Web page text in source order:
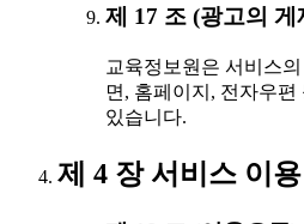
제 17 조 (광고의 게
교육정보원은 서비스
면, 홈페이지, 전자우
있습니다.
제 4 장 서비스 이